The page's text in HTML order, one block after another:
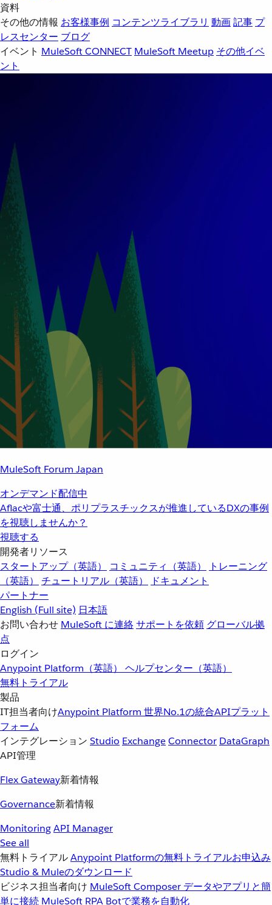
資料
その他の情報 お客様事例 コンテンツライブラリ 動画記事 プ
レスセンター ブログ
イベント MuleSoft CONNECT MuleSoft Meetup その他イベ
ント
MuleSoft Forum Japan
オンデマンド配信中
Aflacや富士通、ポリプラスチックスが推進しているDXの事例
を視聴しませんか？
視聴する
開発者リソース
スタートアップ（英語）
コミュニティ（英語）
トレーニング
（英語）
チュートリアル（英語）
ドキュメント
パートナー
English (Full site) 日本語
お問い合わせ MuleSoft に連絡サポートを依頼 グローバル拠
点
ログイン
Anypoint Platform（英語） ヘルプセンター（英語）
無料トライアル
製品
IT担当者向けAnypoint Platform 世界No.1の統合APIプラット
フォーム
インテグレーション Studio ExchangeConnector DataGraph
API管理
Flex Gateway新着情報
Governance新着情報
MonitoringAPI Manager
See all
無料トライアルAnypoint Platformの無料トライアルお申込み
Studio & Muleのダウンロード
ビジネス担当者向け MuleSoft Composer データやアプリと簡
単に接続 MuleSoft RPA Botで業務を自動化